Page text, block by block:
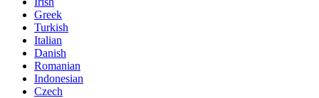
Greek
Turkish
Italian
Danish
Romanian
Indonesian
Czech